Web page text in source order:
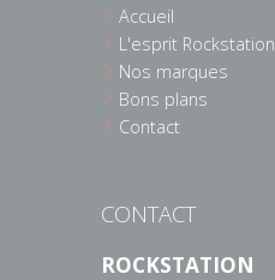
Accueil
L'esprit Rockstation
Nos marques
Bons plans
Contact
CONTACT
ROCKSTATION